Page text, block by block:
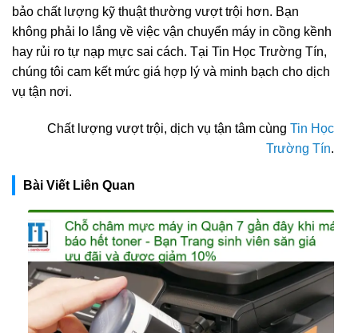
bảo chất lượng kỹ thuật thường vượt trội hơn. Bạn
không phải lo lắng về việc vận chuyển máy in cồng kềnh
hay rủi ro tự nạp mực sai cách. Tại Tin Học Trường Tín,
chúng tôi cam kết mức giá hợp lý và minh bạch cho dịch
vụ tận nơi.
Chất lượng vượt trội, dịch vụ tận tâm cùng Tin Học
Trường Tín.
Bài Viết Liên Quan